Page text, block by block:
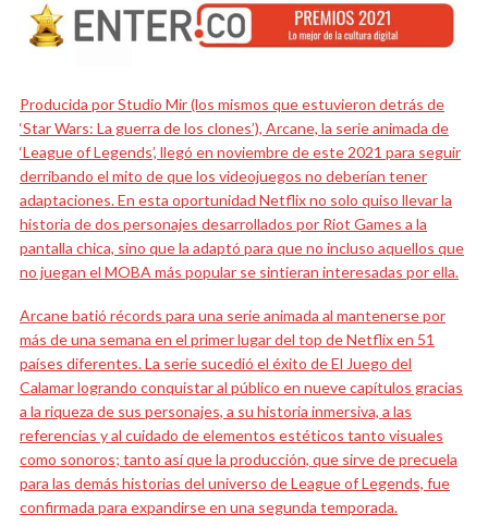
Producida por Studio Mir (los mismos que estuvieron detrás de
‘Star Wars: La guerra de los clones’), Arcane, la serie animada de
‘League of Legends’, llegó en noviembre de este 2021 para seguir
derribando el mito de que los videojuegos no deberían tener
adaptaciones. En esta oportunidad Netflix no solo quiso llevar la
historia de dos personajes desarrollados por Riot Games a la
pantalla chica, sino que la adaptó para que no incluso aquellos que
no juegan el MOBA más popular se sintieran interesadas por ella.
Arcane batió récords para una serie animada al mantenerse por
más de una semana en el primer lugar del top de Netflix en 51
países diferentes. La serie sucedió el éxito de El Juego del
Calamar logrando conquistar al público en nueve capítulos gracias
a la riqueza de sus personajes, a su historia inmersiva, a las
referencias y al cuidado de elementos estéticos tanto visuales
como sonoros; tanto así que la producción, que sirve de precuela
para las demás historias del universo de League of Legends, fue
confirmada para expandirse en una segunda temporada.